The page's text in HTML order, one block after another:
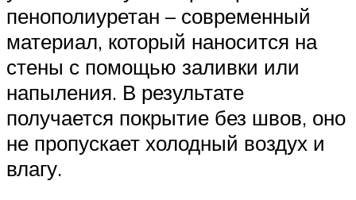
пенополиуретан – современный
материал, который наносится на
стены с помощью заливки или
напыления. В результате
получается покрытие без швов, оно
не пропускает холодный воздух и
влагу.